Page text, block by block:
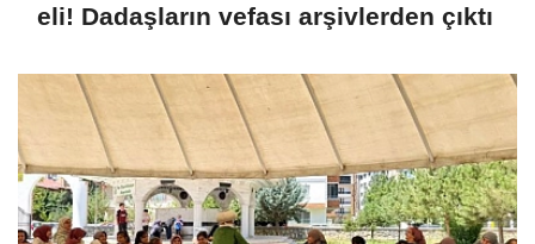
eli! Dadaşların vefası arşivlerden çıktı